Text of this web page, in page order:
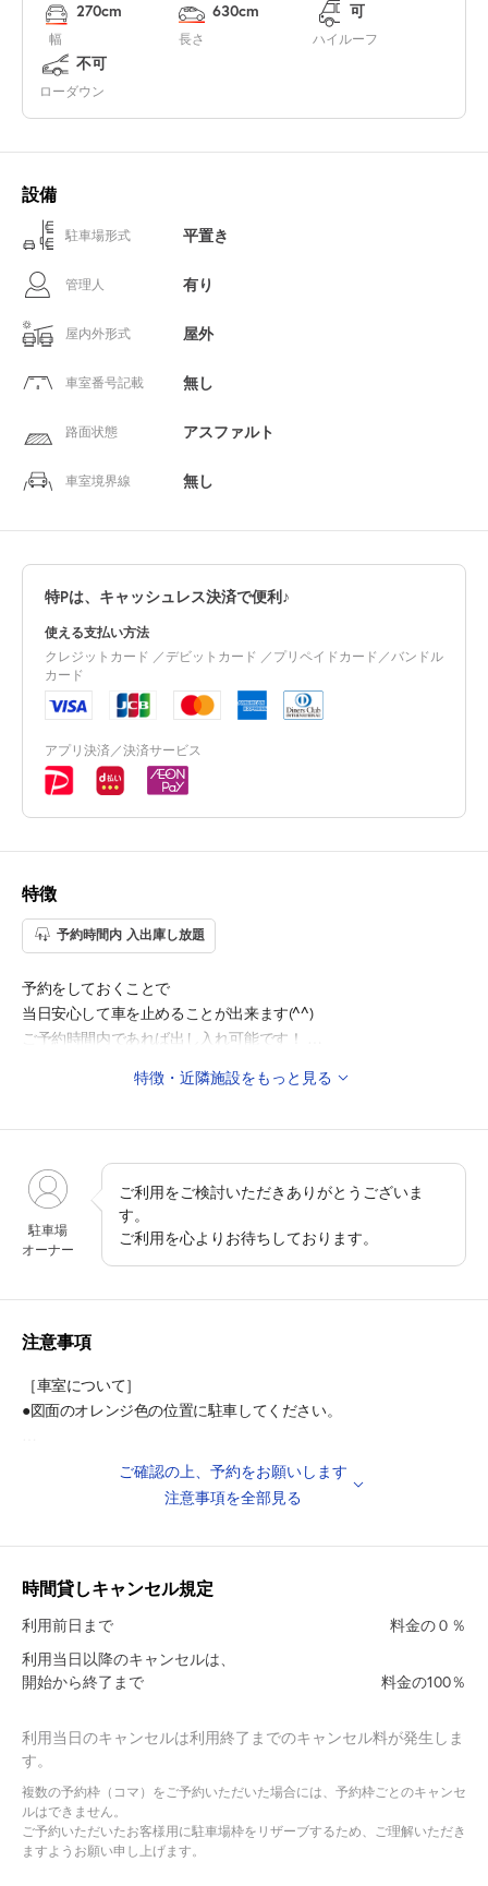
幅
270cm
長さ
630cm
ハイルーフ
可
ローダウン
不可
設備
駐車場形式 平置き
管理人 有り
屋内外形式 屋外
車室番号記載 無し
路面状態 アスファルト
車室境界線 無し
特Pは、キャッシュレス決済で便利♪
使える支払い方法
クレジットカード ／デビットカード ／プリペイドカード／バンドル
カード
アプリ決済／決済サービス
特徴
予約時間内 入出庫し放題
予約をしておくことで
当日安心して車を止めることが出来ます(^^)
ご予約時間内であれば出し入れ可能です！
・八雲神社 徒歩10分
・八幡神社 徒歩10分
・妙泉寺 徒歩11分
・萩中神社 徒歩13分
・大田区民ホール・アプリコ 徒歩17分
◎周辺教育施設
・東六郷小学校 徒歩1分
・仲六郷小学校 徒歩4分
・いずも保育園 徒歩5分
・長生学園 徒歩10分
・八幡神社 徒歩10分
・出雲小学校 徒歩10分
・新宿小学校 徒歩11分
・蒲田高等学校 徒歩12分
・六郷小学校 徒歩12分
・南六郷小学校 徒歩12分
・高畑保育園 徒歩13分
特徴・近隣施設をもっと見る
駐車場
オーナー
ご利用をご検討いただきありがとうございま
す。
ご利用を心よりお待ちしております。
注意事項
［車室について］
●図面のオレンジ色の位置に駐車してください。
●駐車場内での空ぶかしやアイドリング、駐車場内で騒ぐこと、
たむろすることは絶対におやめ下さい。
るようお願いします。
●サイズ違いでの返金は承っておりませんので、あらかじめ
●輪止めがございませんので、お気をつけてご利用くださいませ。
ご確認の上、予約をお願いします
注意事項を全部見る
時間貸しキャンセル規定
利用前日まで
料金の０％
利用当日以降のキャンセルは、
開始から終了まで
料金の100％
利用当日のキャンセルは利用終了までのキャンセル料が発生しま
す。
複数の予約枠（コマ）をご予約いただいた場合には、予約枠ごとのキャンセ
ルはできません。
ご予約いただいたお客様用に駐車場枠をリザーブするため、ご理解いただき
ますようお願い申し上げます。